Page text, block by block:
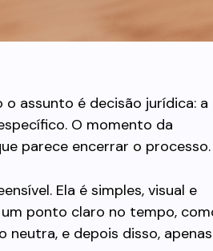
assunto é decisão jurídica: a
O momento da
parece encerrar o processo.
Ela é simples, visual e
ponto claro no tempo,
neutra, e depois disso, apenas